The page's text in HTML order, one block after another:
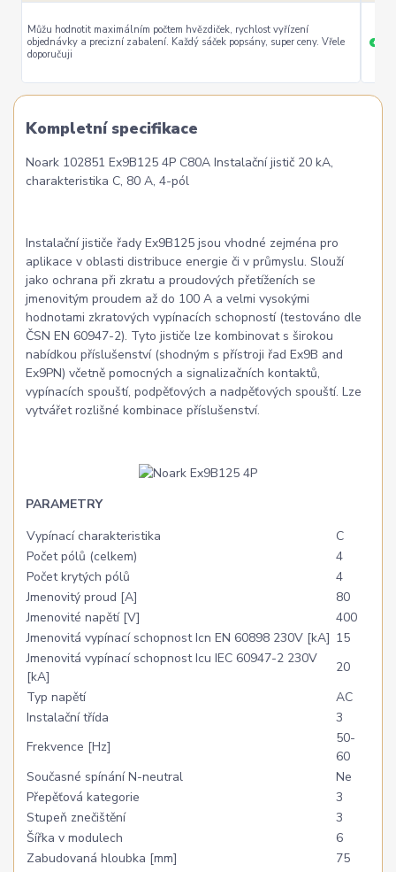
Můžu hodnotit maximálním počtem hvězdiček, rychlost vyřízení
objednávky a precizní zabalení. Každý sáček popsány, super ceny. Vřele
doporučuji
+
Kompletní specifikace
Noark 102851 Ex9B125 4P C80A Instalační jistič 20 kA,
charakteristika C, 80 A, 4-pól
Instalační jističe řady Ex9B125 jsou vhodné zejména pro
aplikace v oblasti distribuce energie či v průmyslu. Slouží
jako ochrana při zkratu a proudových přetíženích se
jmenovitým proudem až do 100 A a velmi vysokými
hodnotami zkratových vypínacích schopností (testováno dle
ČSN EN 60947-2). Tyto jističe lze kombinovat s širokou
nabídkou příslušenství (shodným s přístroji řad Ex9B and
Ex9PN) včetně pomocných a signalizačních kontaktů,
vypínacích spouští, podpěťových a nadpěťových spouští. Lze
vytvářet rozlišné kombinace příslušenství.
PARAMETRY
Vypínací charakteristika
C
Počet pólů (celkem)
4
Počet krytých pólů
4
Jmenovitý proud [A]
80
Jmenovité napětí [V]
400
Jmenovitá vypínací schopnost Icn EN 60898 230V [kA] 15
Jmenovitá vypínací schopnost Icu IEC 60947-2 230V
[kA]
20
Typ napětí
AC
Instalační třída
3
Frekvence [Hz]
50-
60
Současné spínání N-neutral
Ne
Přepěťová kategorie
3
Stupeň znečištění
3
Šířka v modulech
6
Zabudovaná hloubka [mm]
75